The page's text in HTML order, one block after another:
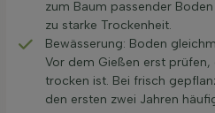
zum Baum passender
zu starke Trockenheit.
Bewässerung: Boden
Vor dem Gießen erst
trocken ist. Bei frisch
den ersten zwei Jahren